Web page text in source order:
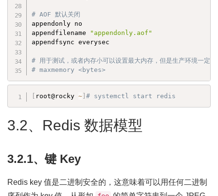
# AOF 默认关闭
appendonly no
appendfilename
"appendonly.aof"
appendfsync everysec
# 用于测试，或者内存小可以设置最大内存，但是生产环境一定
# maxmemory <bytes>
[ root@rocky ~]# systemctl start redis
3.2、Redis 数据模型
3.2.1、键 Key
Redis key 值是二进制安全的，这意味着可以用任何二进制